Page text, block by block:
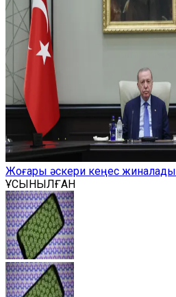
Жоғары әскери кеңес жиналады
ҰСЫНЫЛҒАН